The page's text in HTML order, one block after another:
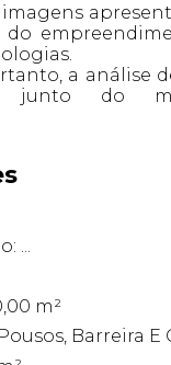
imagens
do
a análise
junto do
...
m²
Barreira E